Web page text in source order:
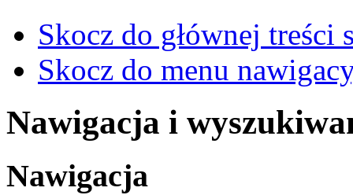
Skocz do głównej treści
Skocz do menu
Nawigacja i
Nawigacja